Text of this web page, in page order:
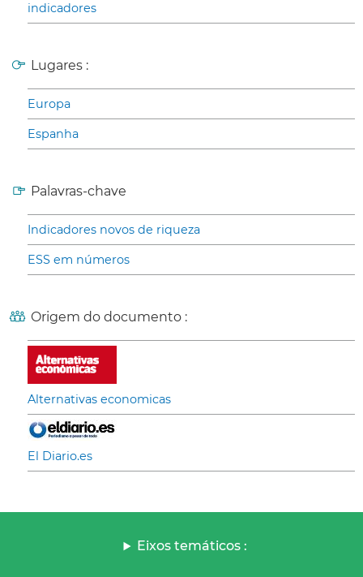
indicadores
Lugares :
Europa
Espanha
Palavras-chave
Indicadores novos de riqueza
ESS em números
Origem do documento :
Alternativas economicas
El Diario.es
Eixos temáticos :